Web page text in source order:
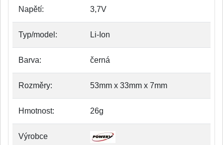
Napětí: 3,7V
Typ/model: Li-Ion
Barva: černá
Rozměry: 53mm x 33mm x 7mm
Hmotnost: 26g
Výrobce